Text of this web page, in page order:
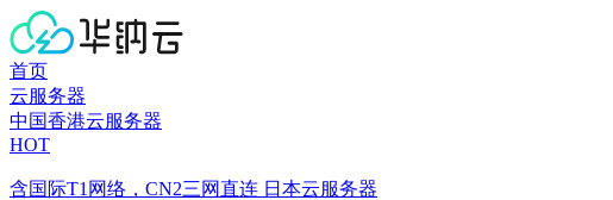
首页
云服务器
中国香港云服务器
HOT
含国际T1网络，CN2三网直连 日本云服务器